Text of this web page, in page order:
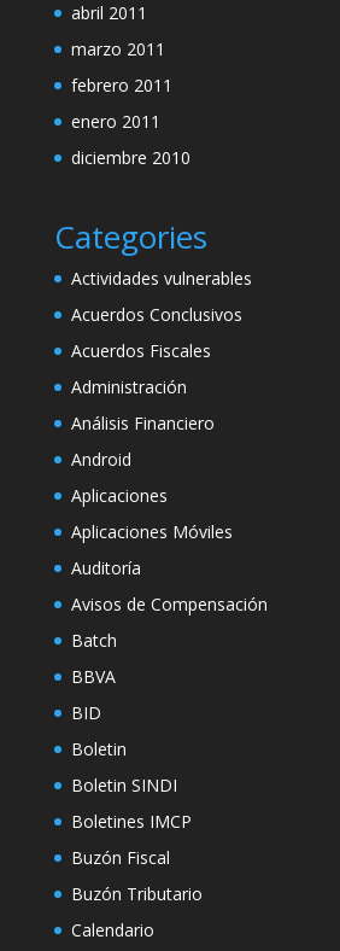
abril 2011
marzo 2011
febrero 2011
enero 2011
diciembre 2010
Categories
Actividades vulnerables
Acuerdos Conclusivos
Acuerdos Fiscales
Administración
Análisis Financiero
Android
Aplicaciones
Aplicaciones Móviles
Auditoría
Avisos de Compensación
Batch
BBVA
BID
Boletin
Boletin SINDI
Boletines IMCP
Buzón Fiscal
Buzón Tributario
Calendario